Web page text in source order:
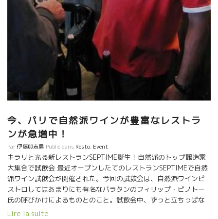
今、パリで自然派ワインが豊富なレストラ
ンが急増中！
Par伊藤與志男 Publié dans Resto, Event
キラリと光る新レストランSEPTIME誕生！自然派のトップ醸造家
大集合で試飲会 最近オープンしたてのレストランSEPTIMEで自然
派ワイン試飲会が開催された。今回の試飲会は、自然派ワインビ
ストロしてはあまりにも有名なバラタンのフィリップ・ピノトー
氏の呼びかけによるものとのこと。試飲会中、ずっと立ちっぱな
しで頑張る生産者の方々のための昼食は同じくバラタンのシェ
Lire la suite